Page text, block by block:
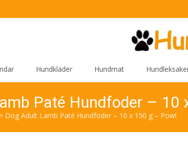
Hundkläder Hundmat
Paté Hundfoder – 10
> Dog Adult Lamb Paté Hundfoder – 10 x 150 g – Pow!